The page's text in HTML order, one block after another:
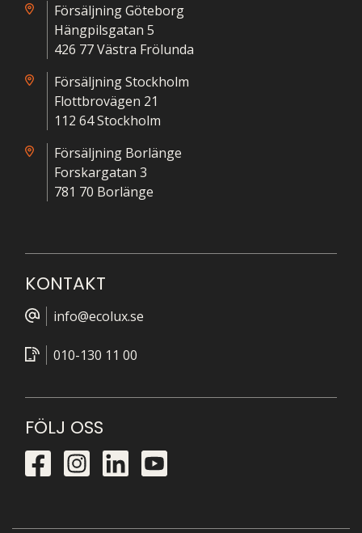
Försäljning Göteborg
Hängpilsgatan 5
426 77 Västra Frölunda
Försäljning Stockholm
Flottbrovägen 21
112 64 Stockholm
Försäljning Borlänge
Forskargatan 3
781 70 Borlänge
KONTAKT
info@ecolux.se
010-130 11 00
FÖLJ OSS